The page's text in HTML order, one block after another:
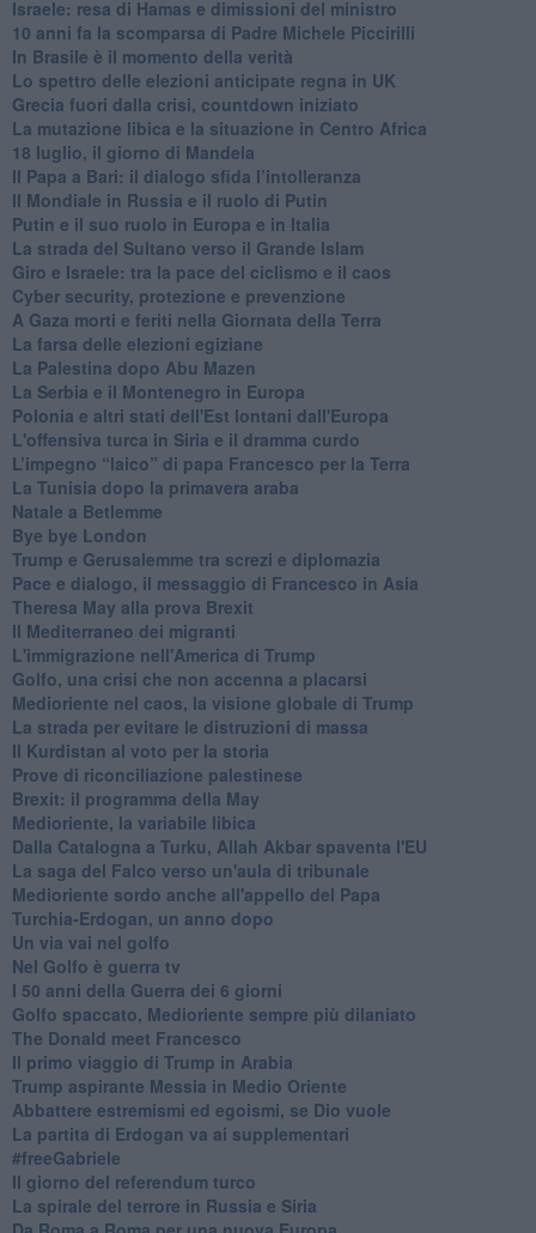
Israele: resa di Hamas e dimissioni del ministro
10 anni fa la scomparsa di Padre Michele Piccirilli
In Brasile è il momento della verità
Lo spettro delle elezioni anticipate regna in UK
Grecia fuori dalla crisi, countdown iniziato
La mutazione libica e la situazione in Centro Africa
18 luglio, il giorno di Mandela
Il Papa a Bari: il dialogo sfida l’intolleranza
Il Mondiale in Russia e il ruolo di Putin
Putin e il suo ruolo in Europa e in Italia
La strada del Sultano verso il Grande Islam
Giro e Israele: tra la pace del ciclismo e il caos
Cyber security, protezione e prevenzione
A Gaza morti e feriti nella Giornata della Terra
La farsa delle elezioni egiziane
La Palestina dopo Abu Mazen
La Serbia e il Montenegro in Europa
Polonia e altri stati dell'Est lontani dall'Europa
L'offensiva turca in Siria e il dramma curdo
L’impegno “laico” di papa Francesco per la Terra
La Tunisia dopo la primavera araba
Natale a Betlemme
Bye bye London
Trump e Gerusalemme tra screzi e diplomazia
Pace e dialogo, il messaggio di Francesco in Asia
Theresa May alla prova Brexit
Il Mediterraneo dei migranti
L'immigrazione nell'America di Trump
Golfo, una crisi che non accenna a placarsi
Medioriente nel caos, la visione globale di Trump
La strada per evitare le distruzioni di massa
Il Kurdistan al voto per la storia
Prove di riconciliazione palestinese
Brexit: il programma della May
Medioriente, la variabile libica
Dalla Catalogna a Turku, Allah Akbar spaventa l'EU
La saga del Falco verso un'aula di tribunale
Medioriente sordo anche all'appello del Papa
Turchia-Erdogan, un anno dopo
Un via vai nel golfo
Nel Golfo è guerra tv
I 50 anni della Guerra dei 6 giorni
Golfo spaccato, Medioriente sempre più dilaniato
The Donald meet Francesco
Il primo viaggio di Trump in Arabia
Trump aspirante Messia in Medio Oriente
Abbattere estremismi ed egoismi, se Dio vuole
La partita di Erdogan va ai supplementari
#freeGabriele
Il giorno del referendum turco
La spirale del terrore in Russia e Siria